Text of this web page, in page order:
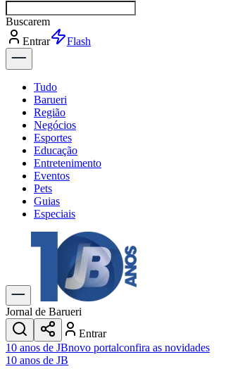
Buscaresportes
Entrar
Flash
Tudo
Barueri
Região
Negócios
Esportes
Educação
Entretenimento
Eventos
Pets
Guias
Especiais
Explore Tudo
Últimas Notícias
Previsão do Tempo
Trânsito e Rotas
Dia a Dia & Lazer
Transportes
Gastronomia
Cinema & Shows
JogosNovo
Jornal de Barueri
Entrar
10 anos de JBnovo portalconfira as novidades
10 anos de JB